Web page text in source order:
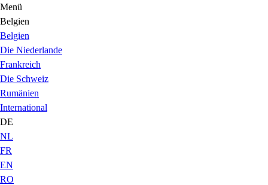
Menü
Belgien
Belgien
Die Niederlande
Frankreich
Die Schweiz
Rumänien
International
DE
NL
FR
EN
RO